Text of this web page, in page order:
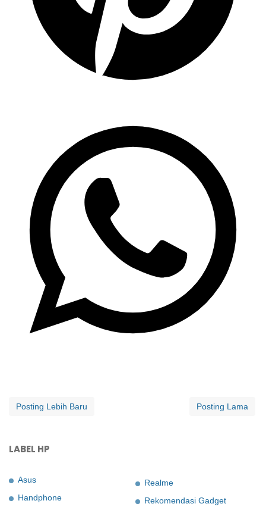
Posting Lebih Baru Posting Lama
LABEL HP
Asus
Handphone
Realme
Rekomendasi Gadget